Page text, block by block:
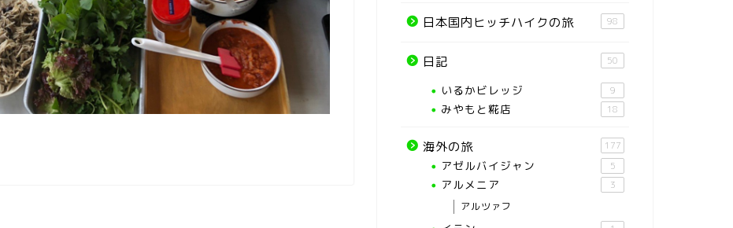
日本国内ヒッチハイクの旅 98
日記 50
いるかビレッジ 9
みやもと糀店 18
海外の旅 177
アゼルバイジャン 5
アルメニア 3
アルツァフ